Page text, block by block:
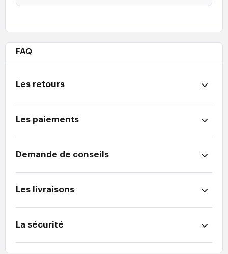
FAQ
Les retours
Les paiements
Demande de conseils
Les livraisons
La sécurité